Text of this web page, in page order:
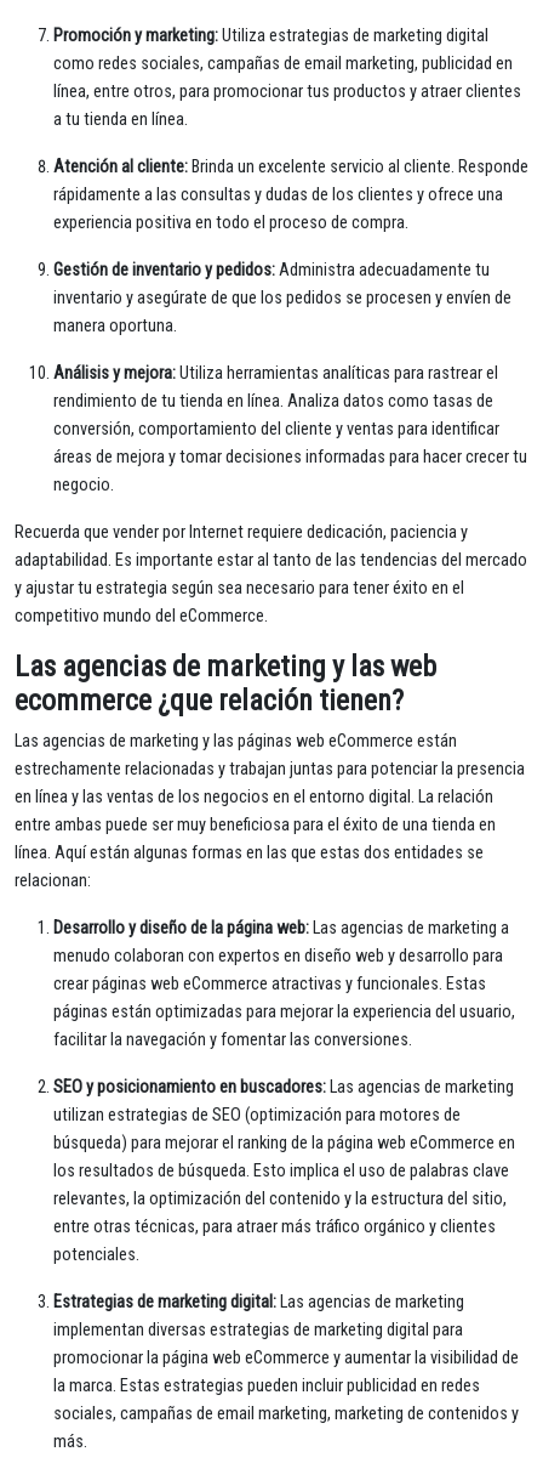
Promoción y marketing:Utiliza estrategias de marketing digital
como redes sociales, campañas de email marketing, publicidad en
línea, entre otros, para promocionar tus productos y atraer clientes
a tu tienda en línea.
Atención al cliente: Brinda un excelente servicio al cliente. Responde
rápidamente a las consultas y dudas de los clientes y ofrece una
experiencia positiva en todo el proceso de compra.
Gestión de inventario y pedidos:Administra adecuadamente tu
inventario y asegúrate de que los pedidos se procesen y envíen de
manera oportuna.
Análisis y mejora:Utiliza herramientas analíticas para rastrear el
rendimiento de tu tienda en línea. Analiza datos como tasas de
conversión, comportamiento del cliente y ventas para identificar
áreas de mejora y tomar decisiones informadas para hacer crecer tu
negocio.
Recuerda que vender por Internet requiere dedicación, paciencia y
adaptabilidad. Es importante estar al tanto de las tendencias del mercado
y ajustar tu estrategia según sea necesario para tener éxito en el
competitivo mundo del eCommerce.
Las agencias de marketing y las web
ecommerce ¿que relación tienen?
Las agencias de marketing y las páginas web eCommerce están
estrechamente relacionadas y trabajan juntas para potenciar la presencia
en línea y las ventas de los negocios en el entorno digital. La relación
entre ambas puede ser muy beneficiosa para el éxito de una tienda en
línea. Aquí están algunas formas en las que estas dos entidades se
relacionan:
Desarrollo y diseño de la página web: Las agencias de marketing a
menudo colaboran con expertos en diseño web y desarrollo para
crear páginas web eCommerce atractivas y funcionales. Estas
páginas están optimizadas para mejorar la experiencia del usuario,
facilitar la navegación y fomentar las conversiones.
SEO y posicionamiento en buscadores: Las agencias de marketing
utilizan estrategias de SEO (optimización para motores de
búsqueda) para mejorar el ranking de la página web eCommerce en
los resultados de búsqueda. Esto implica el uso de palabras clave
relevantes, la optimización del contenido y la estructura del sitio,
entre otras técnicas, para atraer más tráfico orgánico y clientes
potenciales.
Estrategias de marketing digital: Las agencias de marketing
implementan diversas estrategias de marketing digital para
promocionar la página web eCommerce y aumentar la visibilidad de
la marca. Estas estrategias pueden incluir publicidad en redes
sociales, campañas de email marketing, marketing de contenidos y
más.